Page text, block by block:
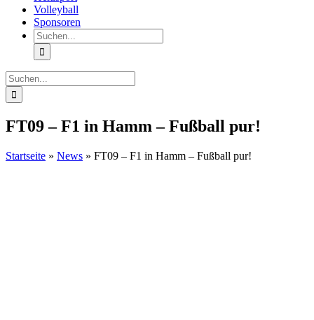
Volleyball
Sponsoren
Suche
nach:
Suche
nach:
FT09 – F1 in Hamm – Fußball pur!
Startseite » News » FT09 – F1 in Hamm – Fußball pur!